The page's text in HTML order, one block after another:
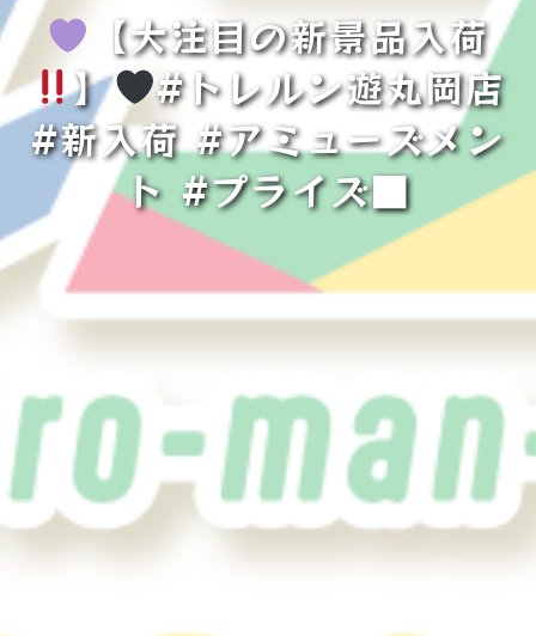
【大注目の新景品入荷
】
#トレルン遊丸岡店
#新入荷 #アミューズメン
ト #プライズ■